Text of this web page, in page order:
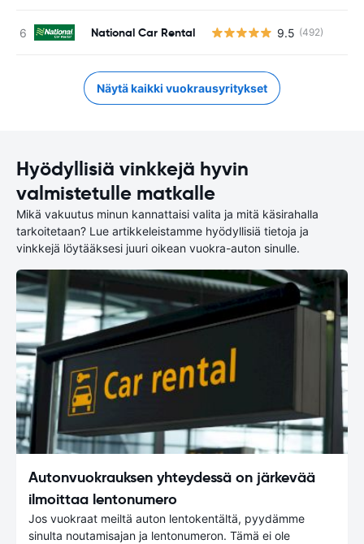
National Car Rental 9.5 (492)
Näytä kaikki vuokrausyritykset
Hyödyllisiä vinkkejä hyvin
valmistetulle matkalle
Mikä vakuutus minun kannattaisi valita ja mitä käsirahalla
tarkoitetaan? Lue artikkeleistamme hyödyllisiä tietoja ja
vinkkejä löytääksesi juuri oikean vuokra-auton sinulle.
Autonvuokrauksen yhteydessä on järkevää
ilmoittaa lentonumero
Jos vuokraat meiltä auton lentokentältä, pyydämme
sinulta noutamisajan ja lentonumeron. Tämä ei ole